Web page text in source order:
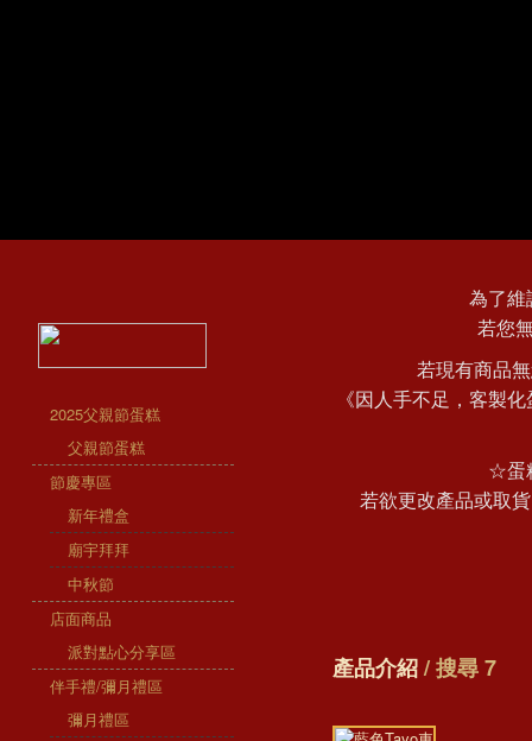
2025父親節蛋糕
父親節蛋糕
節慶專區
新年禮盒
廟宇拜拜
中秋節
店面商品
派對點心分享區
伴手禮/彌月禮區
彌月禮區
為了維
若您
若現有商品
《因人手不足，客製
☆蛋
若欲更改產品或取
產品介紹/ 搜尋 7